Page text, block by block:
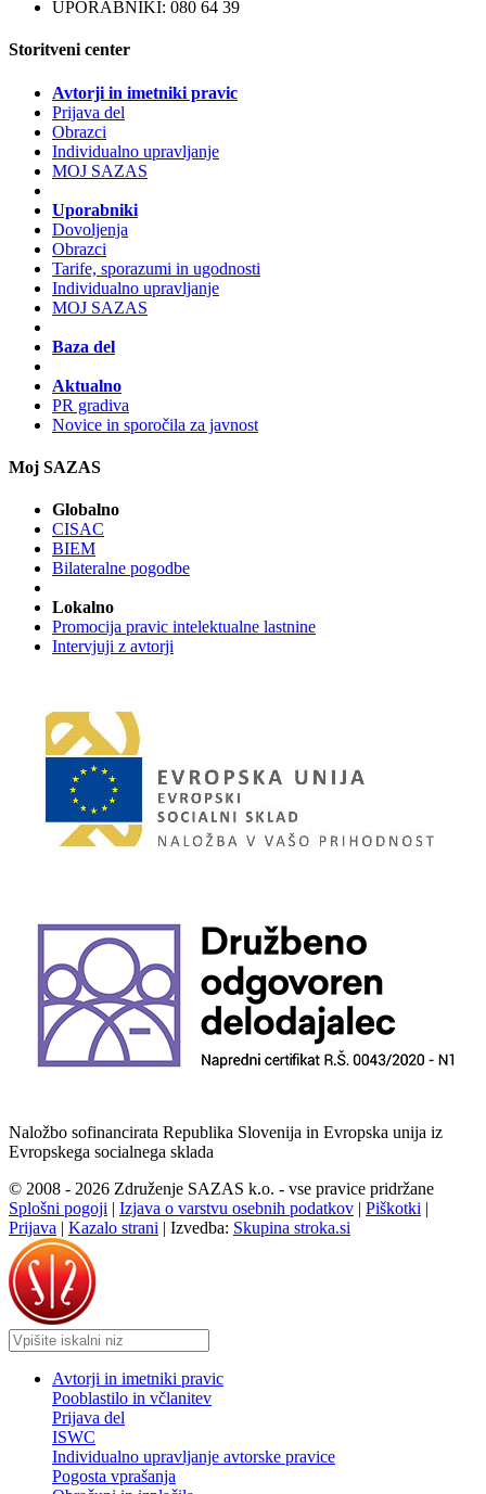
UPORABNIKI: 080 64 39
Storitveni center
Avtorji in imetniki pravic
Prijava del
Obrazci
Individualno upravljanje
MOJ SAZAS
Uporabniki
Dovoljenja
Obrazci
Tarife, sporazumi in ugodnosti
Individualno upravljanje
MOJ SAZAS
Baza del
Aktualno
PR gradiva
Novice in sporočila za javnost
Moj SAZAS
Globalno
CISAC
BIEM
Bilateralne pogodbe
Lokalno
Promocija pravic intelektualne lastnine
Intervjuji z avtorji
Naložbo sofinancirata Republika Slovenija in Evropska unija iz
Evropskega socialnega sklada
© 2008 - 2026 Združenje SAZAS k.o. - vse pravice pridržane
Splošni pogoji | Izjava o varstvu osebnih podatkov | Piškotki |
Prijava | Kazalo strani | Izvedba: Skupina stroka.si
Avtorji in imetniki pravic
Pooblastilo in včlanitev
Prijava del
ISWC
Individualno upravljanje avtorske pravice
Pogosta vprašanja